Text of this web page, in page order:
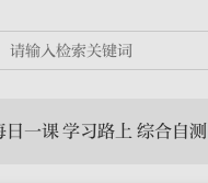
日一课学习路上 综合自测